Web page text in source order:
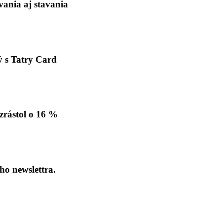
aj stavania
s Tatry Card
o 16 %
newslettra.